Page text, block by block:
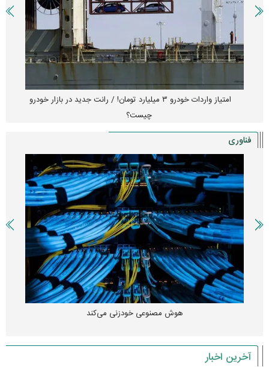
امتیاز واردات خودرو ۳ میلیارد تومان! / رانت جدید در بازار خودرو
چیست؟
فناوری
هوش مصنوعی خودزنی می‌کند
آخرین اخبار